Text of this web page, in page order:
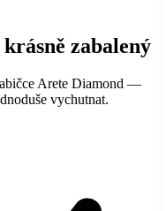
zabalený
Arete Diamond —
vychutnat.